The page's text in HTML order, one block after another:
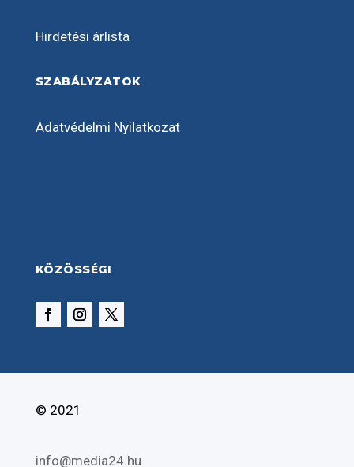
Hirdetési árlista
SZABÁLYZATOK
Adatvédelmi Nyilatkozat
KÖZÖSSÉGI
© 2021
info@media24.hu